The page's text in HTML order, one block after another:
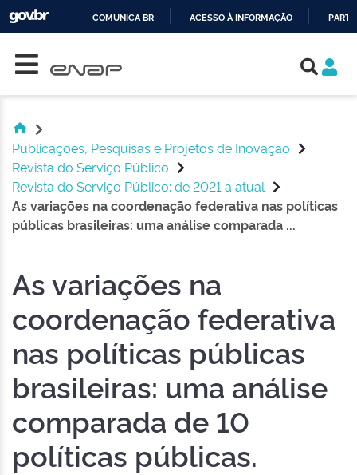
COMUNICA BR ACESSO À INFORMAÇÃO
Publicações, Pesquisas e Projetos de Inovação
Revista do Serviço Público
Revista do Serviço Público: de 2021 a atual
As variações na coordenação federativa nas políticas
públicas brasileiras: uma análise comparada ...
As variações na
coordenação federativa
nas políticas públicas
brasileiras: uma análise
comparada de 10
políticas públicas.